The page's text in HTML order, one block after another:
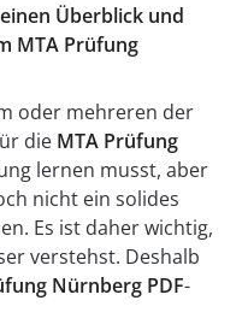
Überblick und
MTA Prüfung
oder mehreren der
die MTA Prüfung
lernen musst, aber
nicht ein solides
Es ist daher wichtig,
verstehst. Deshalb
Nürnberg PDF-